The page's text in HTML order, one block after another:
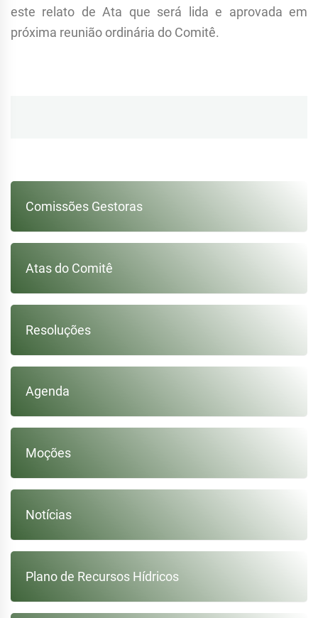
este relato de Ata que será lida e aprovada em
próxima reunião ordinária do Comitê.
Post
Comissões Gestoras
Atas do Comitê
Resoluções
Agenda
Moções
Notícias
Plano de Recursos Hídricos